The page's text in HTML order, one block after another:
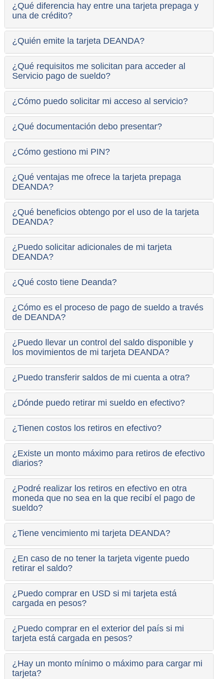
¿Qué diferencia hay entre una tarjeta prepaga y
una de crédito?
¿Quién emite la tarjeta DEANDA?
¿Qué requisitos me solicitan para acceder al
Servicio pago de sueldo?
¿Cómo puedo solicitar mi acceso al servicio?
¿Qué documentación debo presentar?
¿Cómo gestiono mi PIN?
¿Qué ventajas me ofrece la tarjeta prepaga
DEANDA?
¿Qué beneficios obtengo por el uso de la tarjeta
DEANDA?
¿Puedo solicitar adicionales de mi tarjeta
DEANDA?
¿Qué costo tiene Deanda?
¿Cómo es el proceso de pago de sueldo a través
de DEANDA?
¿Puedo llevar un control del saldo disponible y
los movimientos de mi tarjeta DEANDA?
¿Puedo transferir saldos de mi cuenta a otra?
¿Dónde puedo retirar mi sueldo en efectivo?
¿Tienen costos los retiros en efectivo?
¿Existe un monto máximo para retiros de efectivo
diarios?
¿Podré realizar los retiros en efectivo en otra
moneda que no sea en la que recibí el pago de
sueldo?
¿Tiene vencimiento mi tarjeta DEANDA?
¿En caso de no tener la tarjeta vigente puedo
retirar el saldo?
¿Puedo comprar en USD si mi tarjeta está
cargada en pesos?
¿Puedo comprar en el exterior del país si mi
tarjeta está cargada en pesos?
¿Hay un monto mínimo o máximo para cargar mi
tarjeta?